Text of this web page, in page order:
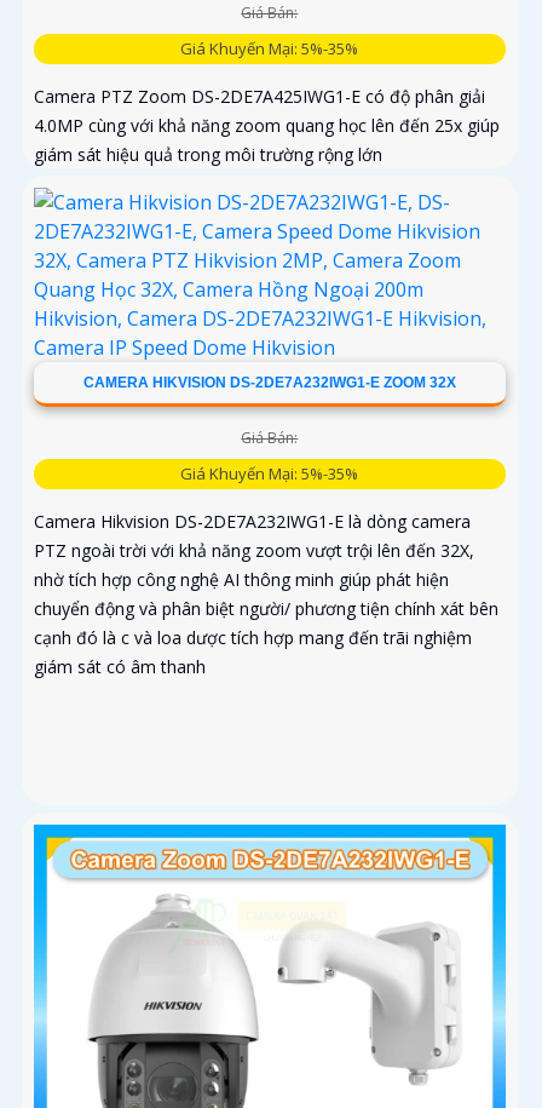
Giá Bán:
Giá Khuyến Mại: 5%-35%
Camera PTZ Zoom DS-2DE7A425IWG1-E có độ phân giải
4.0MP cùng với khả năng zoom quang học lên đến 25x giúp
giám sát hiệu quả trong môi trường rộng lớn
CAMERA HIKVISION DS-2DE7A232IWG1-E ZOOM 32X
Giá Bán:
Giá Khuyến Mại: 5%-35%
Camera Hikvision DS-2DE7A232IWG1-E là dòng camera
PTZ ngoài trời với khả năng zoom vượt trội lên đến 32X,
nhờ tích hợp công nghệ AI thông minh giúp phát hiện
chuyển động và phân biệt người/ phương tiện chính xát bên
cạnh đó là c và loa dược tích hợp mang đến trãi nghiệm
giám sát có âm thanh